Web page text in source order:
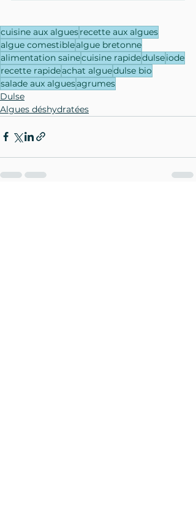
cuisine aux alguesrecette aux algues
algue comestiblealgue bretonne
alimentation sainecuisine rapidedulseiode
recette rapideachat alguedulse bio
salade aux alguesagrumes
Dulse
Algues déshydratées